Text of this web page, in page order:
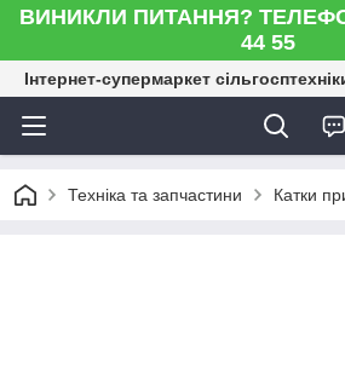
ВИНИКЛИ ПИТАННЯ?
44 55
Інтернет-супермаркет
Техніка та запчастини Катки